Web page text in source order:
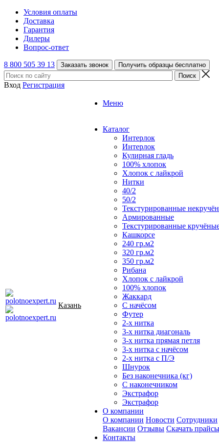
Условия оплаты
Доставка
Гарантия
Дилеры
Вопрос-ответ
8 800 505 39 13 Заказать звонок Получить образцы бесплатно
Вход Регистрация
Казань
Меню
Каталог
Интерлок
Интерлок
Кулирная гладь
100% хлопок
Хлопок с лайкрой
Нитки
40/2
50/2
Текстурированные
Армированные
Текстурированные
Кашкорсе
240 гр.м2
320 гр.м2
350 гр.м2
Рибана
Хлопок с лайкрой
100% хлопок
Жаккард
С начёсом
Футер
2-х нитка
3-х нитка диагональ
3-х нитка прямая петля
3-х нитка с начёсом
2-х нитка с П/Э
Шнурок
Без наконечника (кг)
С наконечником
Экстрафор
Экстрафор
О компании
О компании Новости Сотрудники
Вакансии Отзывы Скачать прайсы
Контакты